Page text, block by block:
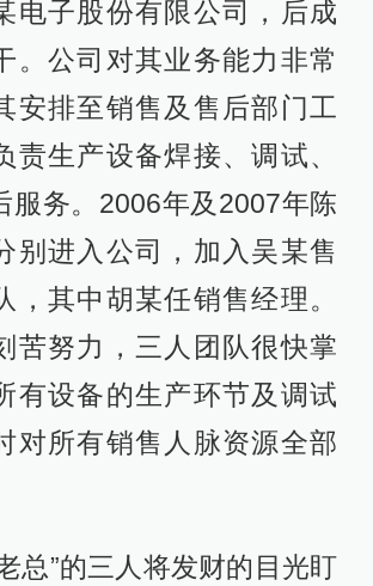
电子股份有限公司，后成
。公司对其业务能力非常
安排至销售及售后部门工
责生产设备焊接、调试、
服务。2006年及2007年陈
别进入公司，加入吴某售
，其中胡某任销售经理。
苦努力，三人团队很快掌
有设备的生产环节及调试
对所有销售人脉资源全部
总”的三人将发财的目光盯